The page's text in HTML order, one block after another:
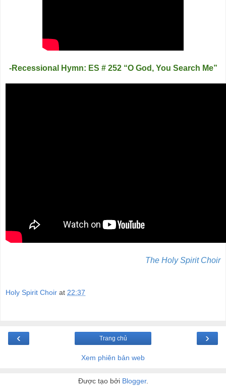
-Recessional Hymn: ES # 252 “O God, You Search Me”
The Holy Spirit Choir
Holy Spirit Choir at 22:37
‹ ›
Trang chủ
Xem phiên bản web
Được tạo bởi Blogger.